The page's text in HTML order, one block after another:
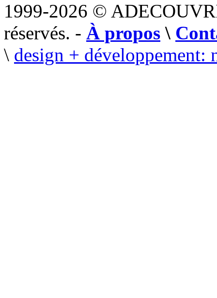
1999-2026 ©
réservés. - À propos \
\ design + développement: